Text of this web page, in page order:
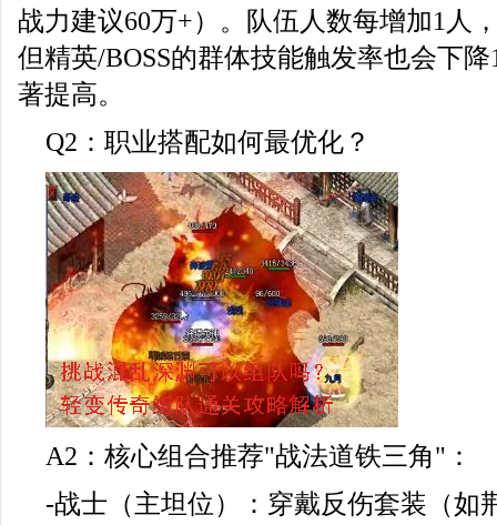
战力建议60万+）。队伍人数每增加1人
但精英/BOSS的群体技能触发率也会下
著提高。
Q2：职业搭配如何最优化？
A2：核心组合推荐"战法道铁三角"：
-战士（主坦位）：穿戴反伤套装（如